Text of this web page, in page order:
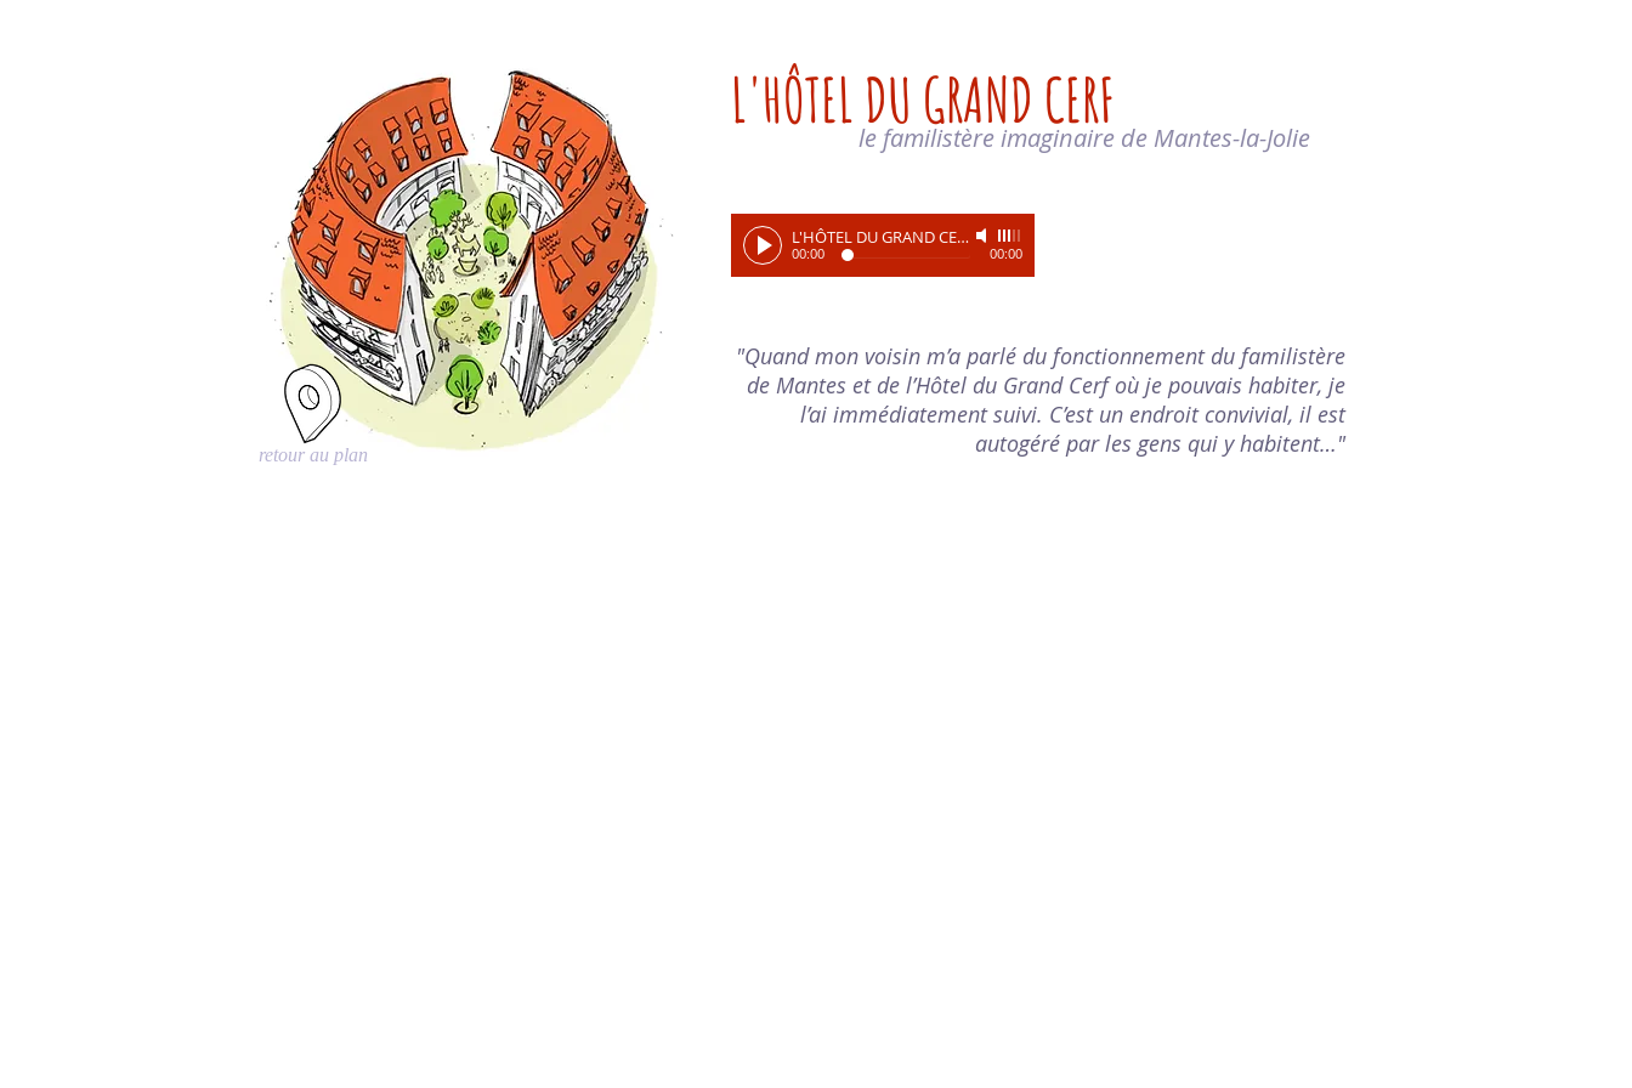
le familistère imaginaire de Mantes-la-Jolie
L'HÔTEL DU GRAND CERF
L'HÔTEL DU GRAND CERF - Bob
00:00 00:00
"Quand mon voisin m’a parlé du fonctionnement du familistère
de Mantes et de l’Hôtel du Grand Cerf où je pouvais habiter, je
l’ai immédiatement suivi. C’est un endroit convivial, il est
autogéré par les gens qui y habitent…"
retour au plan